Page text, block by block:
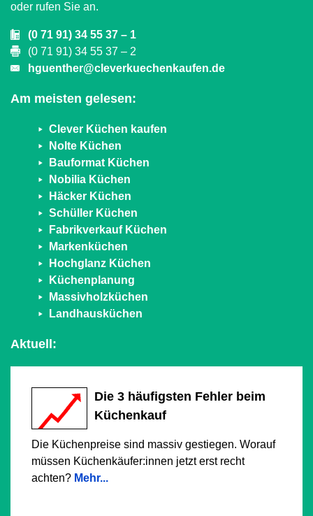
oder rufen Sie an.
(0 71 91) 34 55 37 – 1
(0 71 91) 34 55 37 – 2
hguenther@cleverkuechenkaufen.de
Am meisten gelesen:
Clever Küchen kaufen
Nolte Küchen
Bauformat Küchen
Nobilia Küchen
Häcker Küchen
Schüller Küchen
Fabrikverkauf Küchen
Markenküchen
Hochglanz Küchen
Küchenplanung
Massivholzküchen
Landhausküchen
Aktuell:
Die 3 häufigsten Fehler beim
Küchenkauf
Die Küchenpreise sind massiv gestiegen. Worauf
müssen Küchenkäufer:innen jetzt erst recht
achten? Mehr...